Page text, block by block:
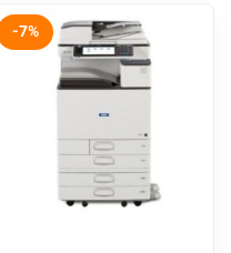
16.000.000 ₫.
14.800.000
-7%